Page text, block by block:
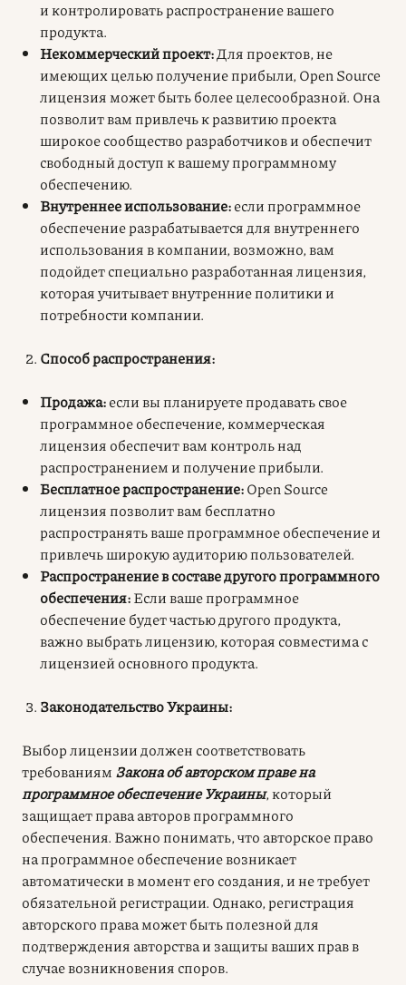
и контролировать распространение вашего
продукта.
Некоммерческий проект:Для проектов, не
имеющих целью получение прибыли, Open Source
лицензия может быть более целесообразной. Она
позволит вам привлечь к развитию проекта
широкое сообщество разработчиков и обеспечит
свободный доступ к вашему программному
обеспечению.
Внутреннее использование:если программное
обеспечение разрабатывается для внутреннего
использования в компании, возможно, вам
подойдет специально разработанная лицензия,
которая учитывает внутренние политики и
потребности компании.
Способ распространения:
Продажа:если вы планируете продавать свое
программное обеспечение, коммерческая
лицензия обеспечит вам контроль над
распространением и получение прибыли.
Бесплатное распространение:Open Source
лицензия позволит вам бесплатно
распространять ваше программное обеспечение и
привлечь широкую аудиторию пользователей.
Распространение в составе другого программного
обеспечения:Если ваше программное
обеспечение будет частью другого продукта,
важно выбрать лицензию, которая совместима с
лицензией основного продукта.
Законодательство Украины:
Выбор лицензии должен соответствовать
требованиям Закона об авторском праве на
программное обеспечение Украины, который
защищает права авторов программного
обеспечения. Важно понимать, что авторское право
на программное обеспечение возникает
автоматически в момент его создания, и не требует
обязательной регистрации. Однако, регистрация
авторского права может быть полезной для
подтверждения авторства и защиты ваших прав в
случае возникновения споров.